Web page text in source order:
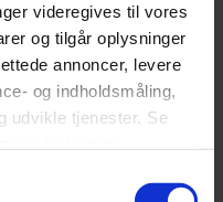
videregives til vores
og tilgår oplysninger
annoncer, levere
og indholdsmåling,
udvikle tjenester. Se
vores
på mange måder
mange af de ting, jeg
Måske ikke
målt på oplevelser.”